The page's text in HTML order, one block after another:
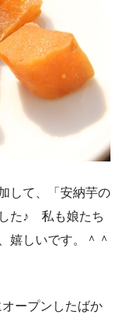
して、「安納芋の
た♪ 私も娘たち
嬉しいです。＾＾
ープンしたばか